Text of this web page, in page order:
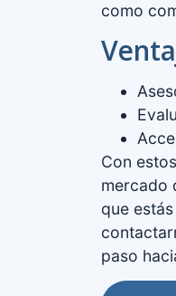
como
Con
mercado
que
paso